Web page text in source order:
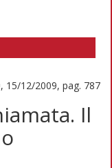
15/12/2009, pag. 787
Il